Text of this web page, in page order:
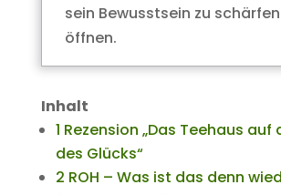
sein Bewusstsein zu
öffnen.
Inhalt
1 Rezension „Das Teehaus auf
des Glücks“
2 ROH – Was ist das denn